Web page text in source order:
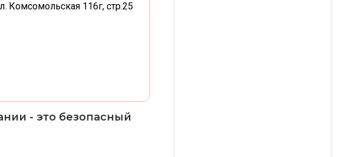
Комсомольcкая 116г, стр.25
- это безопасный